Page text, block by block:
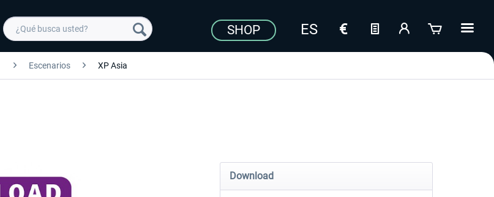
SHOP
Escenarios XP Asia
Download